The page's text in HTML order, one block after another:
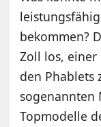
bekommen?
Zoll los, einer
den Phablets
sogenannten
Topmodelle